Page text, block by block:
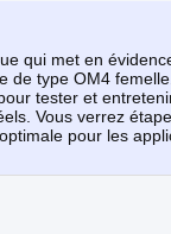
qui met en
de type OM4
tester et
Vous verrez
pour les